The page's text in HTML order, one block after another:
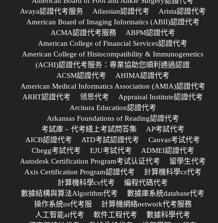
Avaya認證代考服务
Atlassian認證代考
Arista認證代考
American Board of Imaging Informatics (ABII)認證代考
ACMA認證代考服務
ABPM認證代考
American College of Financial Services認證代考
American College of Histocompatibility & Immunogenetics
(ACHI)認證代考服务：專業協助您順利通過認證
ACSM認證代考
AHIMA認證代考
American Medical Informatics Association (AMIA)認證代考
ARRT認證代考
领思代考
Appraisal Institute認證代考
Arcitura Education認證代考
Arkansas Foundations of Reading認證代考
考試庫 – 代考綫上考試問答集
AP考試代考
AICB認證代考
ATD考試認證代考
Canvas考试代考
Chegg考試代考
EJU考試代考
ADMEI認證代考
Autodesk Certification Program考试认证代考
留學生代考
Axis Certification Program認證代考
計算機科學cs代考
計算機科學cs代考
編程代碼代考
數據結構與算法Algorithm代考
數據庫系統database代考
操作系統os代考服
計算機網絡network代考服務
人工智能ai代考
軟件工程代考
數據科學代考